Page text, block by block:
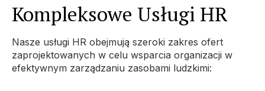
Kompleksowe Usługi HR
Nasze usługi HR obejmują szeroki zakres ofert
zaprojektowanych w celu wsparcia organizacji w
efektywnym zarządzaniu zasobami ludzkimi: